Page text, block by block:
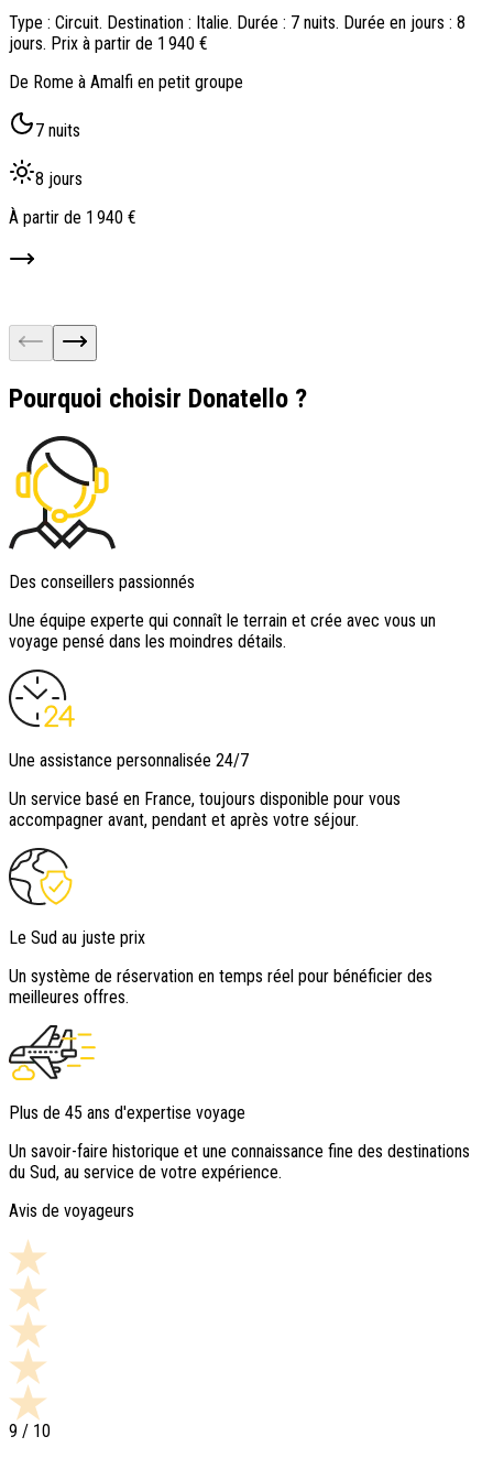
Type : Circuit. Destination : Italie. Durée : 7 nuits. Durée en jours : 8
jours. Prix à partir de 1 940 €
De Rome à Amalfi en petit groupe
7 nuits
8 jours
À partir de 1 940 €
Pourquoi choisir Donatello ?
Des conseillers passionnés
Une équipe experte qui connaît le terrain et crée avec vous un
voyage pensé dans les moindres détails.
Une assistance personnalisée 24/7
Un service basé en France, toujours disponible pour vous
accompagner avant, pendant et après votre séjour.
Le Sud au juste prix
Un système de réservation en temps réel pour bénéficier des
meilleures offres.
Plus de 45 ans d'expertise voyage
Un savoir-faire historique et une connaissance fine des destinations
du Sud, au service de votre expérience.
Avis de voyageurs
9 / 10